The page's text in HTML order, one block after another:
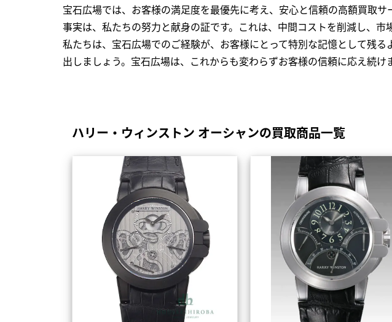
宝石広場では、お客様の満足度を最優先に考え、安心と信頼の高額買取
事実は、私たちの努力と献身の証です。これは、中間コストを削減し、市
私たちは、宝石広場でのご経験が、お客様にとって特別な記憶として残
出しましょう。宝石広場は、これからも変わらずお客様の信頼に応え続け
ハリー・ウィンストン オーシャンの買取商品一覧